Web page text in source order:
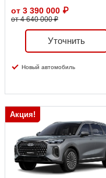
от 3 390 000 ₽
от 4 640 000 ₽
Уточнить
Новый автомобиль
Акция!